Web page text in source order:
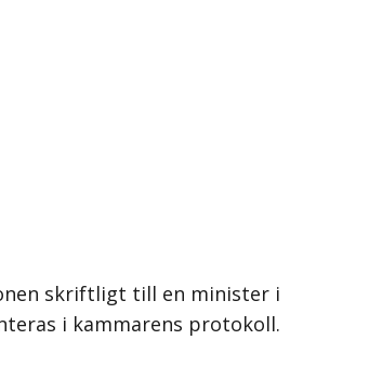
skriftligt till en minister i
i kammarens protokoll.